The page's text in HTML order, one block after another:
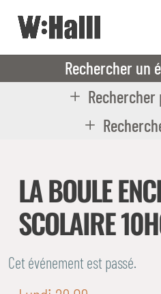
Rechercher un
LA BOULE
SCOLAIRE
Cet événement est passé.